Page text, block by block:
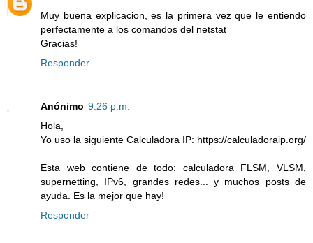
Muy buena explicacion, es la primera vez que le entiendo
perfectamente a los comandos del netstat
Gracias!
Responder
Anónimo 9:26 p.m.
Hola,
Yo uso la siguiente Calculadora IP: https://calculadoraip.org/
Esta web contiene de todo: calculadora FLSM, VLSM,
supernetting, IPv6, grandes redes... y muchos posts de
ayuda. Es la mejor que hay!
Responder